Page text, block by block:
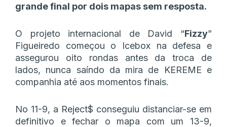
grande final por dois mapas sem resposta.
O projeto internacional de David “Fizzy”
Figueiredo começou o Icebox na defesa e
assegurou oito rondas antes da troca de
lados, nunca saíndo da mira de KEREME e
companhia até aos momentos finais.
No 11-9, a Reject$ conseguiu distanciar-se em
definitivo e fechar o mapa com um 13-9,